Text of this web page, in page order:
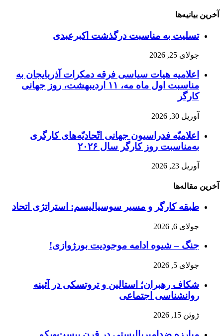
آخرین بیانیه‌ها
تسلیت به مناسبت درگذشت اکبرعبدی
جولای 25, 2026
اعلامیه هیات سیاسی فرقه دمکرات آذربایجان به
مناسبت اول ماه مه، ۱۱ اردیبهشت، روز جهانی
کارگر
آوریل 30, 2026
اعلامیّه فدراسیون جهانی اتّحادیّه‌های کارگری
به‌مناسبت روز کارگر سال ۲۰۲۶
آوریل 23, 2026
آخرین مقاله‌ها
طبقه کارگر و مسیر سوسیالیسم: استراتژی اتحاد
جولای 6, 2026
جنگ – شیوه ادامه موجودیت بورژوازی!
جولای 5, 2026
شکاف رهبران؛ استالین و تروتسکی در آئینه
روانشناسی اجتماعی
ژوئن 15, 2026